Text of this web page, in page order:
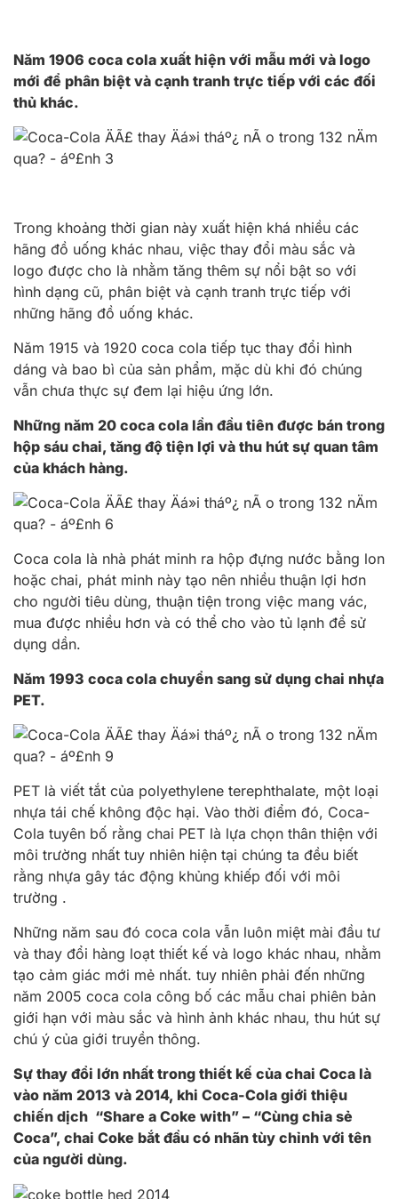
Năm 1906 coca cola xuất hiện với mẫu mới và logo
mới để phân biệt và cạnh tranh trực tiếp với các đối
thủ khác.
Trong khoảng thời gian này xuất hiện khá nhiều các
hãng đồ uống khác nhau, việc thay đổi màu sắc và
logo được cho là nhằm tăng thêm sự nổi bật so với
hình dạng cũ, phân biệt và cạnh tranh trực tiếp với
những hãng đồ uống khác.
Năm 1915 và 1920 coca cola tiếp tục thay đổi hình
dáng và bao bì của sản phẩm, mặc dù khi đó chúng
vẫn chưa thực sự đem lại hiệu ứng lớn.
Những năm 20 coca cola lần đầu tiên được bán trong
hộp sáu chai, tăng độ tiện lợi và thu hút sự quan tâm
của khách hàng.
Coca cola là nhà phát minh ra hộp đựng nước bằng lon
hoặc chai, phát minh này tạo nên nhiều thuận lợi hơn
cho người tiêu dùng, thuận tiện trong việc mang vác,
mua được nhiều hơn và có thể cho vào tủ lạnh để sử
dụng dần.
Năm 1993 coca cola chuyển sang sử dụng chai nhựa
PET.
PET là viết tắt của polyethylene terephthalate, một loại
nhựa tái chế không độc hại. Vào thời điểm đó, Coca-
Cola tuyên bố rằng chai PET là lựa chọn thân thiện với
môi trường nhất tuy nhiên hiện tại chúng ta đều biết
rằng nhựa gây tác động khủng khiếp đối với môi
trường .
Những năm sau đó coca cola vẫn luôn miệt mài đầu tư
và thay đổi hàng loạt thiết kế và logo khác nhau, nhằm
tạo cảm giác mới mẻ nhất. tuy nhiên phải đến những
năm 2005 coca cola công bố các mẫu chai phiên bản
giới hạn với màu sắc và hình ảnh khác nhau, thu hút sự
chú ý của giới truyền thông.
Sự thay đổi lớn nhất trong thiết kế của chai Coca là
vào năm 2013 và 2014, khi Coca-Cola giới thiệu
chiến dịch “Share a Coke with” – “Cùng chia sẻ
Coca”, chai Coke bắt đầu có nhãn tùy chỉnh với tên
của người dùng.